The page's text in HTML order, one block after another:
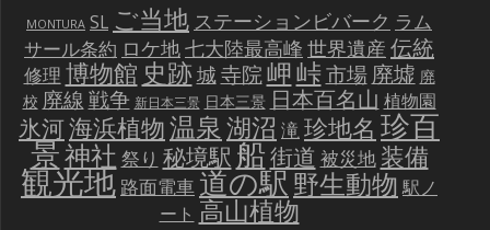
MONTURA SL ご当地 ステーションビバーク ラム
サール条約 ロケ地七大陸最高峰 世界遺産 伝統
修理 博物館 史跡城寺院岬峠市場 廃墟 廃
校 廃線戦争 新日本三景 日本三景 日本百名山 植物園
氷河海浜植物温泉湖沼 滝珍地名 珍百
景神社 祭り 秘境駅船街道 被災地 装備
観光地 路面電車道の駅野生動物 駅ノ
ート 高山植物